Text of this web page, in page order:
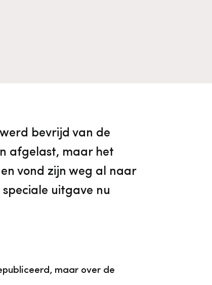
bevrijd van de
afgelast, maar het
en vond zijn weg al naar
uitgave nu
maar over de